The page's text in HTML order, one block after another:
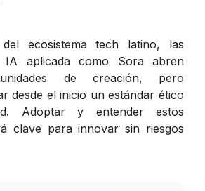
ecosistema tech latino, las
IA aplicada como Sora abren
de creación, pero
desde el inicio un estándar ético
Adoptar y entender estos
clave para innovar sin riesgos